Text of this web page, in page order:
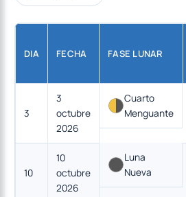
DIA FECHA FASE LUNAR
3
3
octubre
2026
Cuarto
Menguante
10
10
octubre
2026
Luna
Nueva